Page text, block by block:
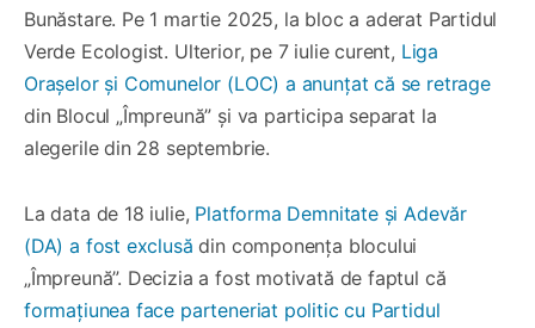
Bunăstare. Pe 1 martie 2025, la bloc a aderat Partidul
Verde Ecologist. Ulterior, pe 7 iulie curent, Liga
Orașelor și Comunelor (LOC) a anunțat că se retrage
din Blocul „Împreună” și va participa separat la
alegerile din 28 septembrie.
La data de 18 iulie, Platforma Demnitate și Adevăr
(DA) a fost exclusă din componența blocului
„Împreună”. Decizia a fost motivată de faptul că
formațiunea face parteneriat politic cu Partidul